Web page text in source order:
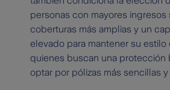
personas con mayores
coberturas más amplias y un
elevado para mantener su estilo
quienes buscan una protección
optar por pólizas más sencillas